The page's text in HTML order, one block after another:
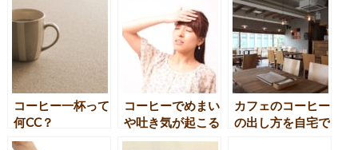
コーヒー一杯って
何CC？
コーヒーでめまい
や吐き気が起こる
のはなぜ？原因と
カフェのコーヒー
の出し方を自宅で